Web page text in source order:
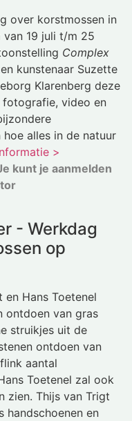
over korstmossen in
van 19 juli t/m 25
Complex
kunstenaar Suzette
Klarenberg deze
video en
alles in de natuur
>
kunt je aanmelden
- Werkdag
op
en Hans Toetenel
ontdoen van gras
struikjes uit de
ontdoen van
aantal
Toetenel zal ook
zien. Thijs van Trigt
handschoenen en